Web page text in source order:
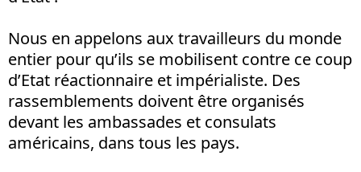
Nous en appelons aux travailleurs du monde
entier pour qu’ils se mobilisent contre ce coup
d’Etat réactionnaire et impérialiste. Des
rassemblements doivent être organisés
devant les ambassades et consulats
américains, dans tous les pays.